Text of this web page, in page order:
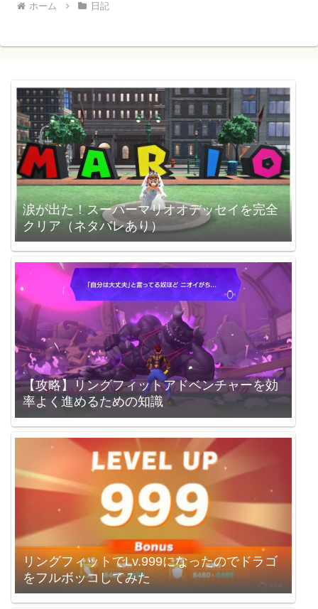
ホーム 日記
涙が出た！スーパーマリオオデッセイを完全
クリア（ネタバレあり）
【攻略】リングフィットアドベンチャーを効
率よく進めるための知識
リングフィットでLv.999になったのでドラゴ
をフルボッコしてみた